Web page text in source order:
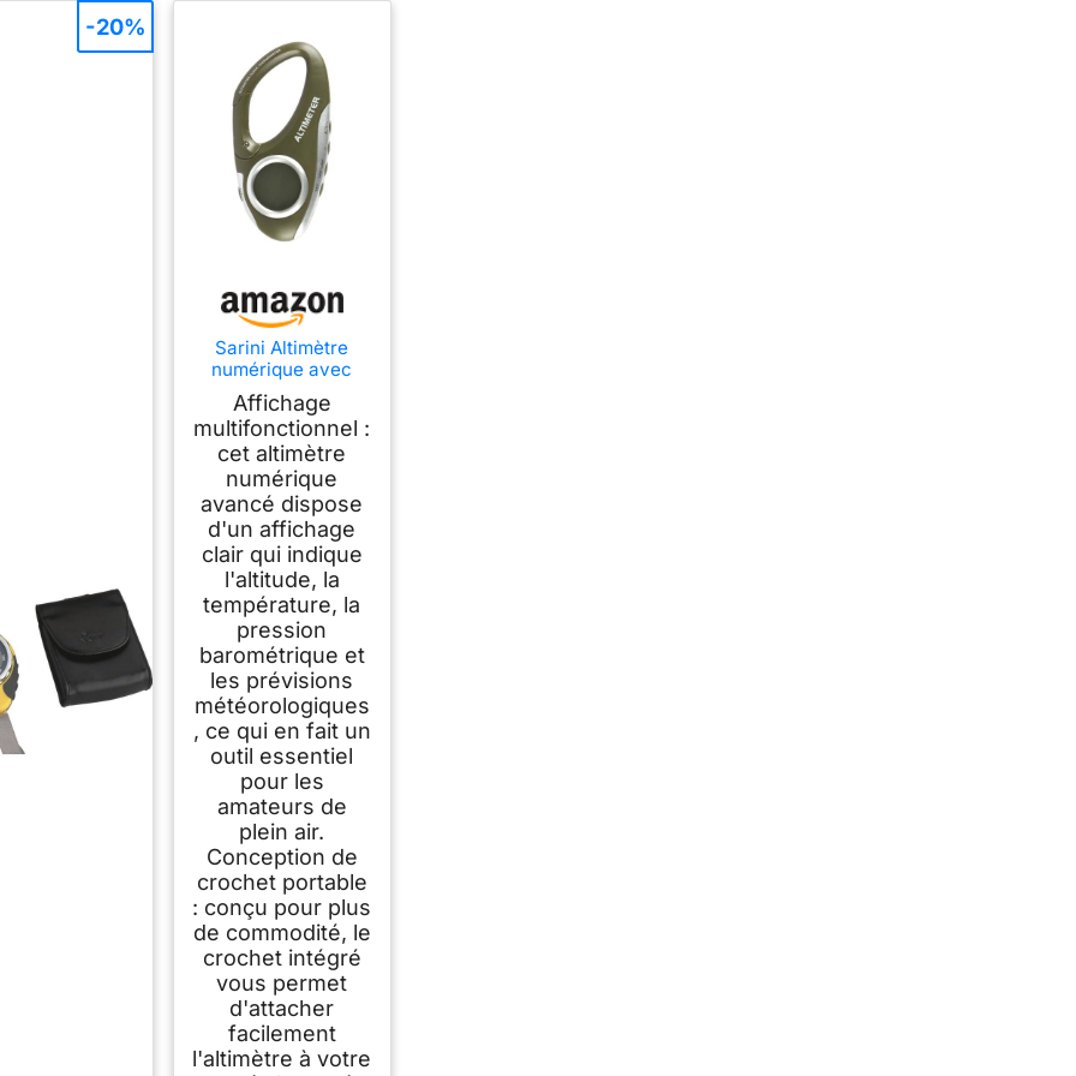
-20%
Sarini Altimètre
numérique avec
Crochet Portable
Baromètre
Multifonctionnel
Horloge de Direction
Prévisions
météorologiques et
Affichage de
l'altitude pour la
randonnée et
l'escalade
Affichage
multifonctionnel :
cet altimètre
numérique
avancé dispose
d'un affichage
clair qui indique
l'altitude, la
température, la
pression
barométrique et
les prévisions
météorologiques
, ce qui en fait un
outil essentiel
pour les
amateurs de
plein air.
Conception de
crochet portable
: conçu pour plus
de commodité, le
crochet intégré
vous permet
d'attacher
facilement
l'altimètre à votre